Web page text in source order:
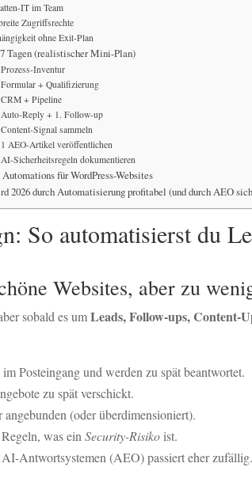
IT im Team
Zugriffsrechte
ohne Exit-Plan
Tagen (realistischer Mini-Plan)
Inventur
+ Qualifizierung
+ Pipeline
Auto-Reply + 1. Follow-up
Signal sammeln
AEO-Artikel veröffentlichen
Sicherheitsregeln dokumentieren
für WordPress-Websites
2026 durch Automatisierung profitabel (und durch AEO
So automatisierst du
Websites, aber zu
sobald es umLeads, Follow-ups, Content-
Posteingang und werden zu spät beantwortet.
zu spät verschickt.
(oder überdimensioniert).
was ein Security-Risiko ist.
Antwortsystemen (AEO) passiert eher zufällig.